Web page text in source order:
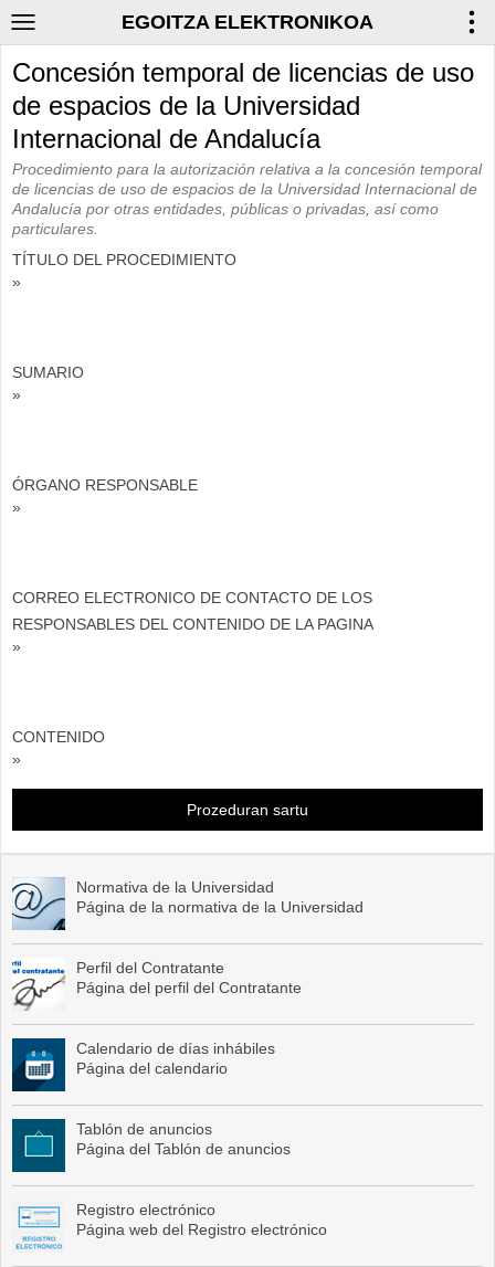
EGOITZA ELEKTRONIKOA
Concesión temporal de licencias de uso
de espacios de la Universidad
Internacional de Andalucía
Procedimiento para la autorización relativa a la concesión temporal
de licencias de uso de espacios de la Universidad Internacional de
Andalucía por otras entidades, públicas o privadas, así como
particulares.
TÍTULO DEL PROCEDIMIENTO
»
SUMARIO
»
ÓRGANO RESPONSABLE
»
CORREO ELECTRONICO DE CONTACTO DE LOS
RESPONSABLES DEL CONTENIDO DE LA PAGINA
»
CONTENIDO
»
Prozeduran sartu
Normativa de la Universidad
Página de la normativa de la Universidad
Perfil del Contratante
Página del perfil del Contratante
Calendario de días inhábiles
Página del calendario
Tablón de anuncios
Página del Tablón de anuncios
Registro electrónico
Página web del Registro electrónico